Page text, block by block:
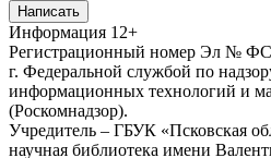
Написать
Информация 12+
Регистрационный номер Эл №
г. Федеральной службой по
информационных технологий и
(Роскомнадзор).
Учредитель – ГБУК «Псковская
научная библиотека имени